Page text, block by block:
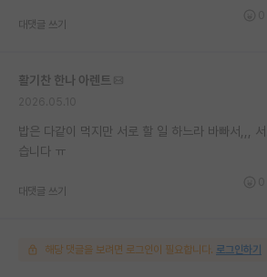
대댓글 쓰기
활기찬 한나 아렌트
밥은 다같이 먹지만 서로 할 일 하느라 바빠서,,,
습니다 ㅠ
대댓글 쓰기
해당 댓글을 보려면 로그인이 필요합니다. 로그인하기